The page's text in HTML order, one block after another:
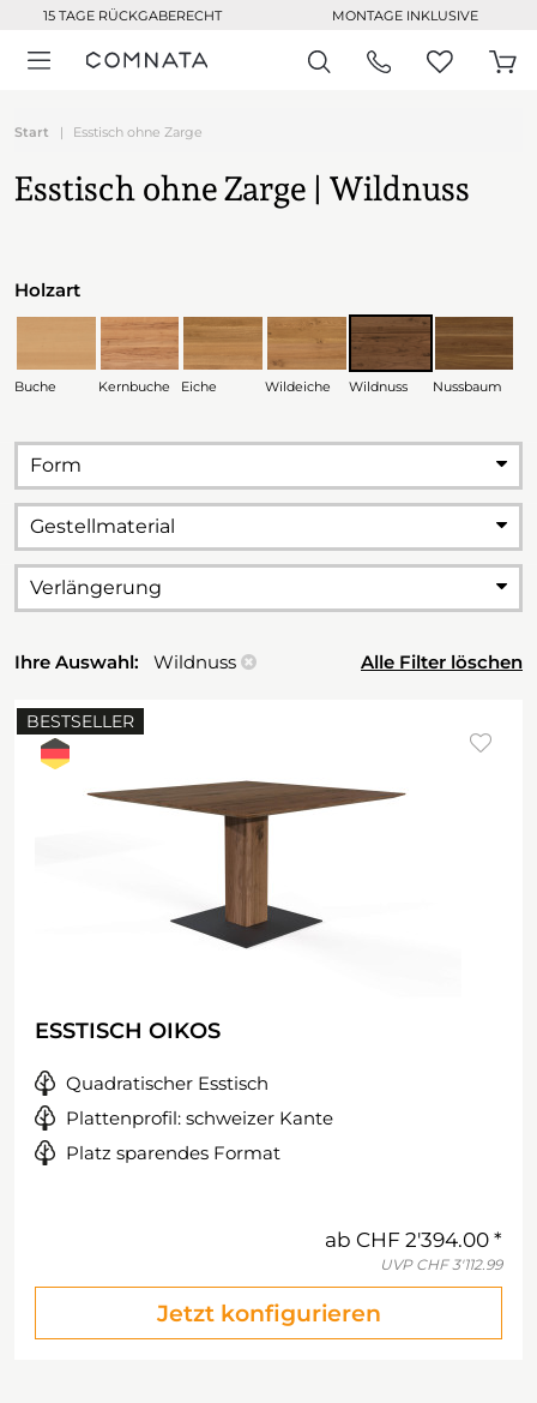
15 TAGE RÜCKGABERECHT MONTAGE INKLUSIVE
Start Esstisch ohne Zarge
Esstisch ohne Zarge | Wildnuss
Holzart
Buche Kernbuche Eiche Wildeiche Wildnuss Nussbaum
Form
Gestellmaterial
Verlängerung
Ihre Auswahl: Wildnuss Alle Filter löschen
BESTSELLER
ESSTISCH OIKOS
Quadratischer Esstisch
Plattenprofil: schweizer Kante
Platz sparendes Format
ab CHF 2'394.00
UVP CHF 3'112.99
Jetzt konfigurieren